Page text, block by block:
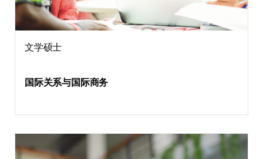
文学硕士
国际关系与国际商务